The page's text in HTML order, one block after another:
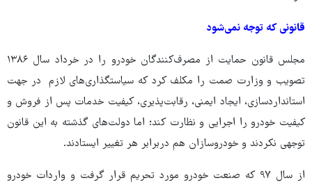
قانونی که توجه نمی‌شود
مجلس قانون حمایت از مصرف‌کنندگان خودرو را در خرداد سال ١٣٨۶
تصویب و وزارت صمت را مکلف کرد که سیاستگذاری‌های لازم در جهت
استانداردسازی، ایجاد ایمنی، رقابت‌پذیری، کیفیت خدمات پس از فروش و
کیفیت خودرو را اجرایی و نظارت کند؛ اما دولت‌های گذشته به این قانون
توجهی نکردند و خودروسازان هم دربرابر هر تغییر ایستادند.
از سال ۹۷ که صنعت خودرو مورد تحریم قرار گرفت و واردات خودرو